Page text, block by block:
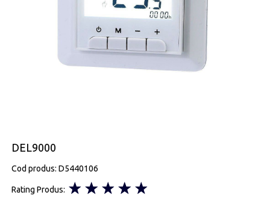
DEL9000
Cod produs: D5440106
Rating Produs: